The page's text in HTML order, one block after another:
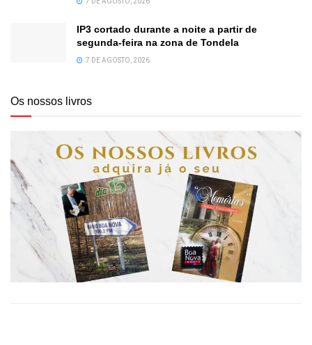
IP3 cortado durante a noite a partir de
segunda-feira na zona de Tondela
7 DE AGOSTO, 2026
Os nossos livros